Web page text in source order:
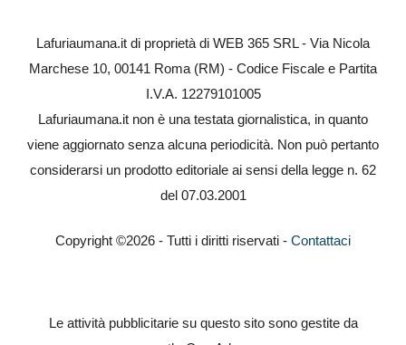
Lafuriaumana.it di proprietà di WEB 365 SRL - Via Nicola
Marchese 10, 00141 Roma (RM) - Codice Fiscale e Partita
I.V.A. 12279101005
Lafuriaumana.it non è una testata giornalistica, in quanto
viene aggiornato senza alcuna periodicità. Non può pertanto
considerarsi un prodotto editoriale ai sensi della legge n. 62
del 07.03.2001
Copyright ©2026 - Tutti i diritti riservati - Contattaci
Le attività pubblicitarie su questo sito sono gestite da